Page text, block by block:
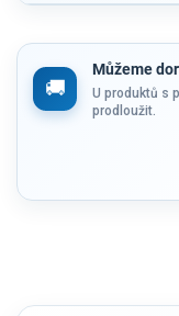
Můžeme
U produktů s
prodloužit.